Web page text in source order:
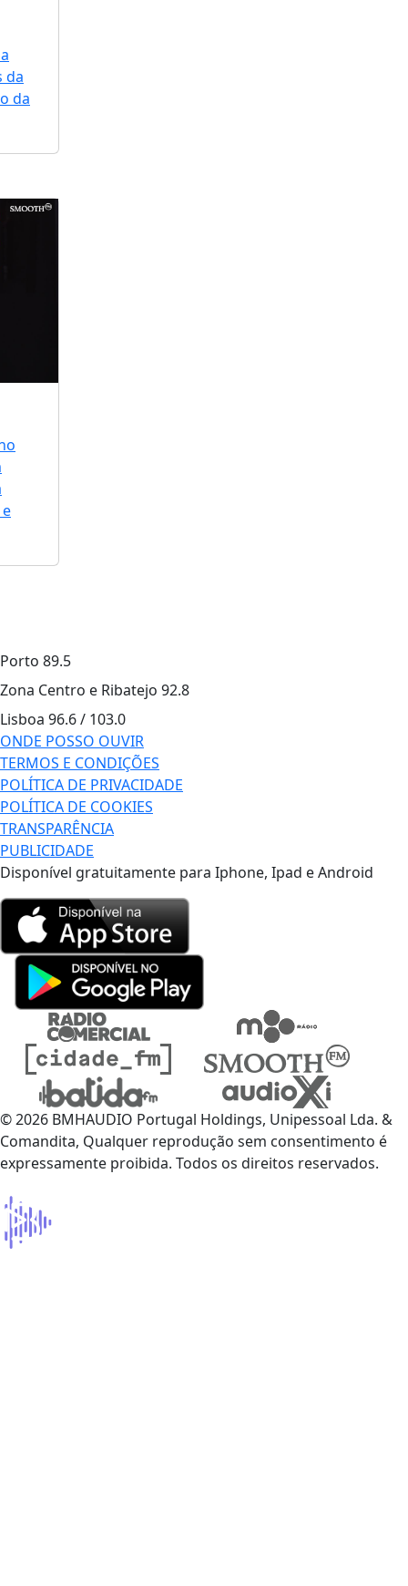
da
da
Porto 89.5
Zona Centro e Ribatejo 92.8
Lisboa 96.6 / 103.0
ONDE POSSO OUVIR
TERMOS E CONDIÇÕES
POLÍTICA DE PRIVACIDADE
POLÍTICA DE COOKIES
TRANSPARÊNCIA
PUBLICIDADE
Disponível gratuitamente para Iphone, Ipad e Android
© 2026 BMHAUDIO Portugal Holdings, Unipessoal Lda. &
Comandita, Qualquer reprodução sem consentimento é
expressamente proibida. Todos os direitos reservados.